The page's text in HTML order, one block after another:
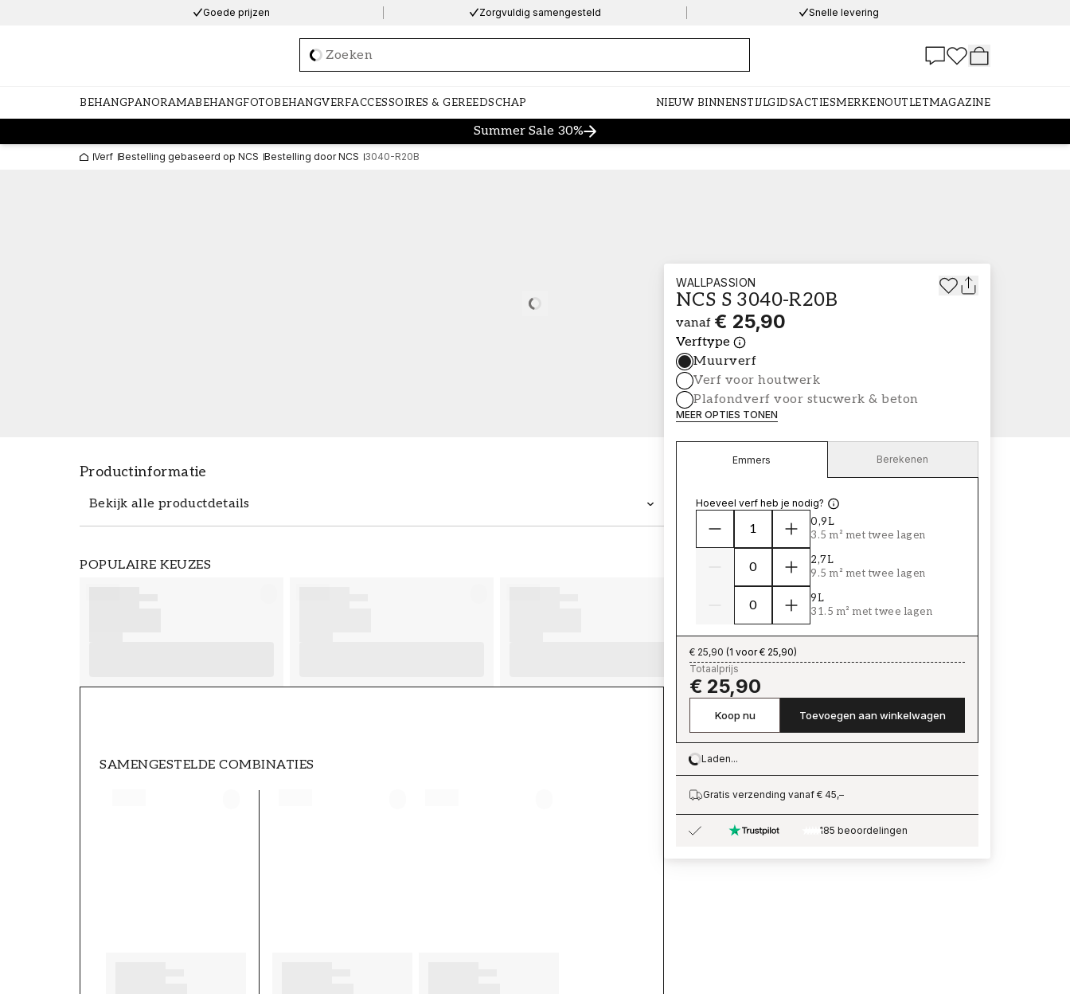
Goede prijzen Zorgvuldig samengesteld Snelle levering
Loading…
BEHANGPANORAMABEHANGFOTOBEHANGVERFACCESSOIRES & GEREEDSCHAP NIEUW BINNENSTIJLGIDSACTIESMERKENOUTLETMAGAZINE
Summer Sale 30%
Verf Bestelling gebaseerd op NCS Bestelling door NCS 3040-R20B
Loading…
Productinformatie
Bekijk alle productdetails
POPULAIRE KEUZES
SAMENGESTELDE COMBINATIES
WALLPASSION
NCS S 3040-R20B
vanaf € 25,90
Verftype
Muurverf
Verf voor houtwerk
Plafondverf voor stucwerk & beton
MEER OPTIES TONEN
Emmers Berekenen
Hoeveel verf heb je nodig?
0,9L
3.5 m² met twee lagen
2,7L
9.5 m² met twee lagen
9L
31.5 m² met twee lagen
€ 25,90 (1 voor € 25,90)
Totaalprijs
€ 25,90
Koop nu Toevoegen aan winkelwagen
Loading…
Laden...
Gratis verzending vanaf € 45,–
185 beoordelingen